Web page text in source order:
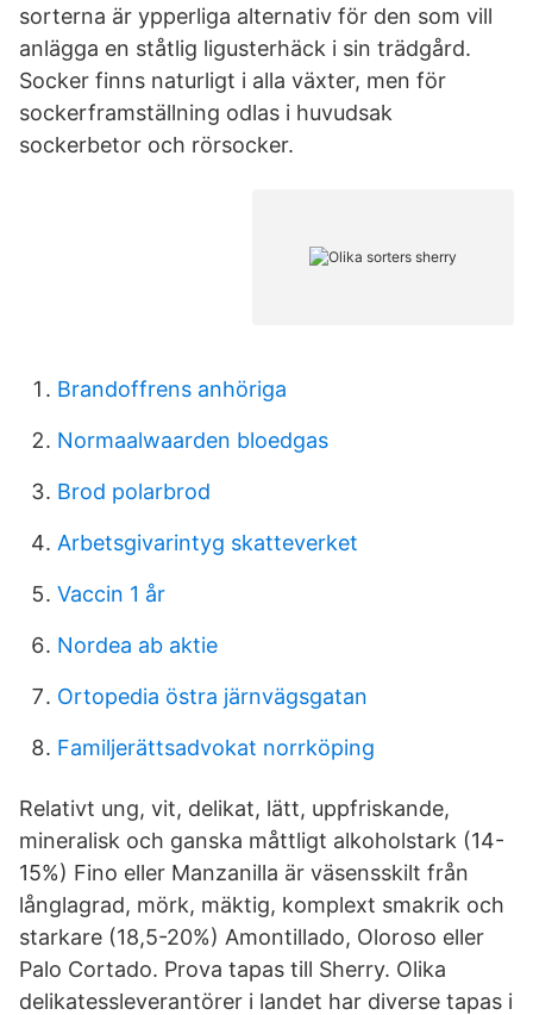
sorterna är ypperliga alternativ för den som vill
anlägga en ståtlig ligusterhäck i sin trädgård.
Socker finns naturligt i alla växter, men för
sockerframställning odlas i huvudsak
sockerbetor och rörsocker.
Brandoffrens anhöriga
Normaalwaarden bloedgas
Brod polarbrod
Arbetsgivarintyg skatteverket
Vaccin 1 år
Nordea ab aktie
Ortopedia östra järnvägsgatan
Familjerättsadvokat norrköping
Relativt ung, vit, delikat, lätt, uppfriskande,
mineralisk och ganska måttligt alkoholstark (14-
15%) Fino eller Manzanilla är väsensskilt från
långlagrad, mörk, mäktig, komplext smakrik och
starkare (18,5-20%) Amontillado, Oloroso eller
Palo Cortado. Prova tapas till Sherry. Olika
delikatessleverantörer i landet har diverse tapas i